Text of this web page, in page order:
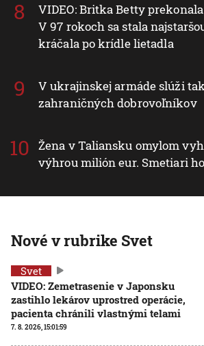
VIDEO: Britka Betty
V 97 rokoch sa stala
kráčala po krídle lietadla
V ukrajinskej armáde slúži
zahraničných dobrovoľníkov
Žena v Taliansku omylom
výhrou milión eur. Smetiari
Nové v rubrike Svet
Svet
VIDEO: Zemetrasenie v Japonsku
zastihlo lekárov uprostred operácie,
pacienta chránili vlastnými telami
7. 8. 2026, 15:01:59